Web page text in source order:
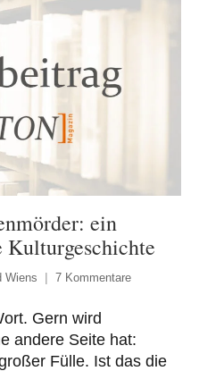
ein
Wiens 7 Kommentare
Gern wird
andere Seite hat:
Fülle. Ist das die